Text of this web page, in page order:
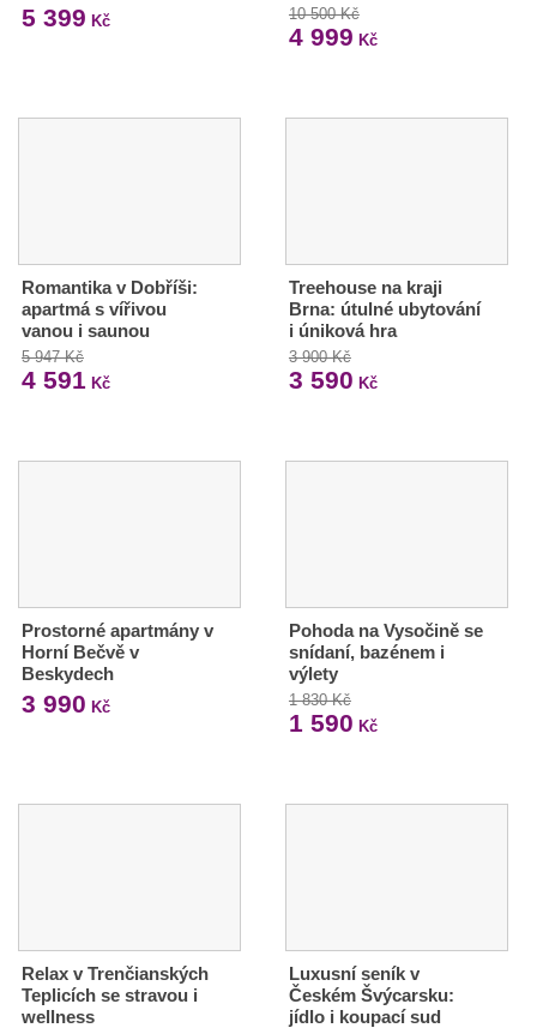
5 399 Kč 10 500 Kč
4 999 Kč
Romantika v Dobříši:
apartmá s vířivou
vanou i saunou
5 947 Kč
4 591 Kč
Treehouse na kraji
Brna: útulné ubytování
i úniková hra
3 900 Kč
3 590 Kč
Prostorné apartmány v
Horní Bečvě v
Beskydech
3 990 Kč
Pohoda na Vysočině se
snídaní, bazénem i
výlety
1 830 Kč
1 590 Kč
Relax v Trenčianských
Teplicích se stravou i
wellness
Luxusní seník v
Českém Švýcarsku:
jídlo i koupací sud